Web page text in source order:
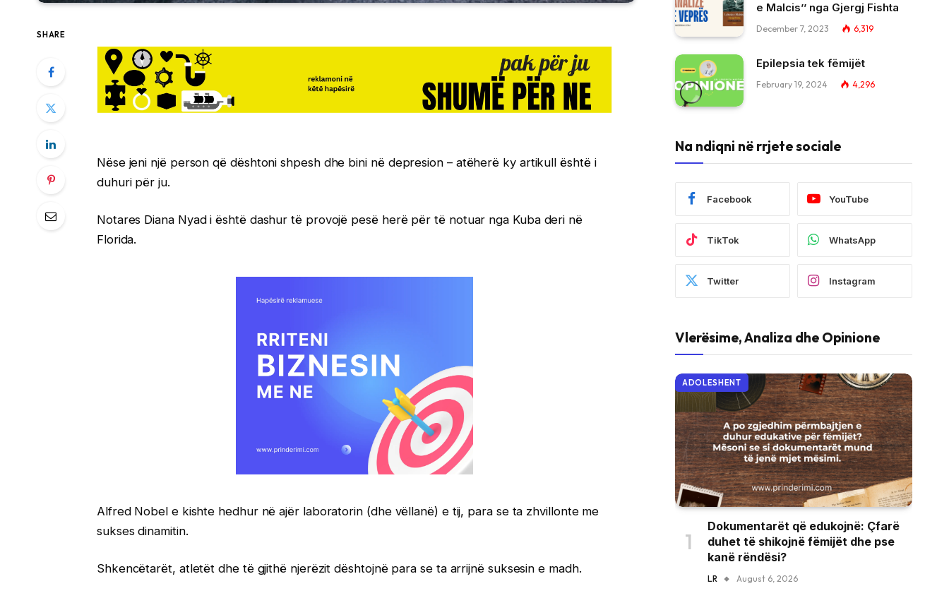
SHARE
Nëse jeni një person që dështoni shpesh dhe bini në depresion – atëherë ky artikull është i
duhuri për ju.
Notares Diana Nyad i është dashur të provojë pesë herë për të notuar nga Kuba deri në
Florida.
Alfred Nobel e kishte hedhur në ajër laboratorin (dhe vëllanë) e tij, para se ta zhvillonte me
sukses dinamitin.
Shkencëtarët, atletët dhe të gjithë njerëzit dështojnë para se ta arrijnë suksesin e madh.
e Malcis’’ nga Gjergj Fishta
December 7, 2023 6,319
Epilepsia tek fëmijët
February 19, 2024 4,296
Na ndiqni në rrjete sociale
Facebook YouTube
TikTok WhatsApp
Twitter Instagram
Vlerësime, Analiza dhe Opinione
ADOLESHENT
Dokumentarët që edukojnë: Çfarë
duhet të shikojnë fëmijët dhe pse
kanë rëndësi?
LR August 6, 2026